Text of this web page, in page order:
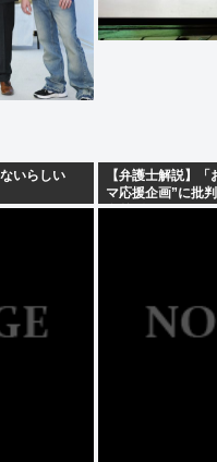
いらしい
【弁護士解説】
マ応援企画”に批
女差別」だったの